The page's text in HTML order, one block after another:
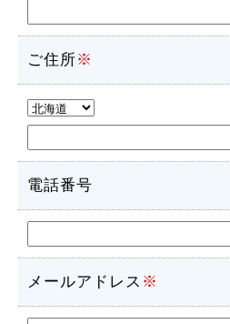
ご住所※
電話番号
メールアドレス ※